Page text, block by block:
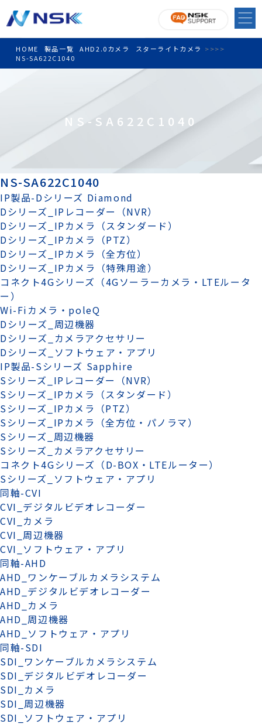
HOME >
製品一覧 >
AHD2.0カメラ >
スターライトカメラ
>
NS-SA622C1040
NS-SA622C1040
NS-SA622C1040
IP製品-Dシリーズ Diamond
Dシリーズ_IPレコーダー（NVR）
Dシリーズ_IPカメラ（スタンダード）
Dシリーズ_IPカメラ（PTZ）
Dシリーズ_IPカメラ（全方位）
Dシリーズ_IPカメラ（特殊用途）
コネクト4Gシリーズ（4Gソーラーカメラ・LTEルータ
ー）
Wi-Fiカメラ・poleQ
Dシリーズ_周辺機器
Dシリーズ_カメラアクセサリー
Dシリーズ_ソフトウェア・アプリ
IP製品-Sシリーズ Sapphire
Sシリーズ_IPレコーダー（NVR）
Sシリーズ_IPカメラ（スタンダード）
Sシリーズ_IPカメラ（PTZ）
Sシリーズ_IPカメラ（全方位・パノラマ）
Sシリーズ_周辺機器
Sシリーズ_カメラアクセサリー
コネクト4Gシリーズ（D-BOX・LTEルーター）
Sシリーズ_ソフトウェア・アプリ
同軸-CVI
CVI_デジタルビデオレコーダー
CVI_カメラ
CVI_周辺機器
CVI_ソフトウェア・アプリ
同軸-AHD
AHD_ワンケーブルカメラシステム
AHD_デジタルビデオレコーダー
AHD_カメラ
AHD_周辺機器
AHD_ソフトウェア・アプリ
同軸-SDI
SDI_ワンケーブルカメラシステム
SDI_デジタルビデオレコーダー
SDI_カメラ
SDI_周辺機器
SDI_ソフトウェア・アプリ